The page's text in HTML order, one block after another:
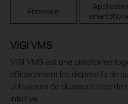
Firmware
VIGI VMS
VIGI VMS est une plateforme
efficacement les dispositifs de
utilisateurs de plusieurs sites de
intuitive.